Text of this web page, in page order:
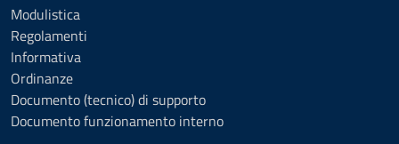
Modulistica
Regolamenti
Informativa
Ordinanze
Documento (tecnico) di supporto
Documento funzionamento interno